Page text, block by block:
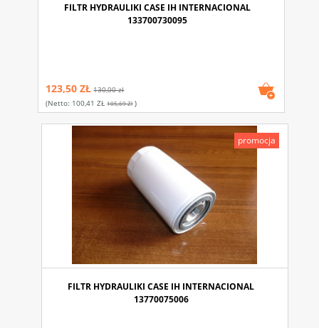
FILTR HYDRAULIKI CASE IH INTERNACIONAL
133700730095
123,50 ZŁ 130,00 zł
(netto: 100,41 ZŁ 105,69 Zł)
FILTR HYDRAULIKI CASE IH INTERNACIONAL
13770075006
promocja